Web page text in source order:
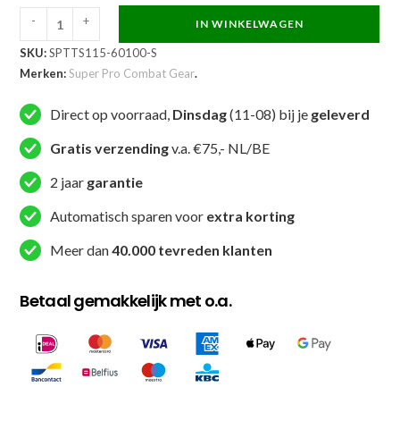
Pro
Combat
Gear
Sportkleding
-
Dryfit
T-
shirt
S
Blauw
Wit
aantal
- + IN WINKELWAGEN
SKU:SPTTS115-60100-S
Merken:Super Pro Combat Gear.
Direct op voorraad, Dinsdag(11-08) bij je geleverd
Gratis verzendingv.a. €75,- NL/BE
2 jaar garantie
Automatisch sparen voor extra korting
Meer dan40.000 tevreden klanten
Betaal gemakkelijk met o.a.